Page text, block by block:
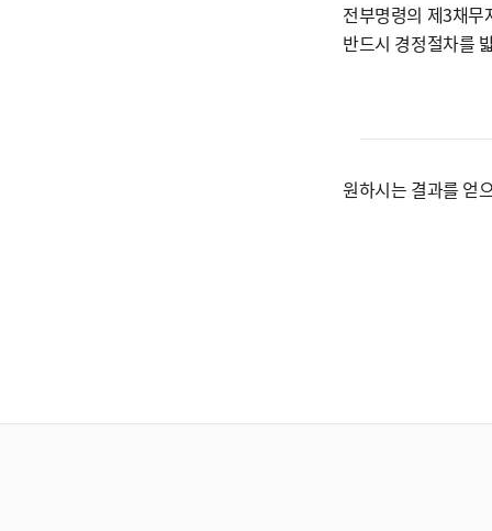
전부명령의 제3채무
반드시 경정절차를
원하시는 결과를 얻